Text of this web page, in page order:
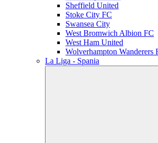
Sheffield United
Stoke City FC
Swansea City
West Bromwich Albion FC
West Ham United
Wolverhampton Wanderers
La Liga - Spania